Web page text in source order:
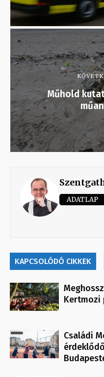
Műhold
ADATLAP
KAPCSOLÓDÓ CIKKEK
Kertmozi
Családi